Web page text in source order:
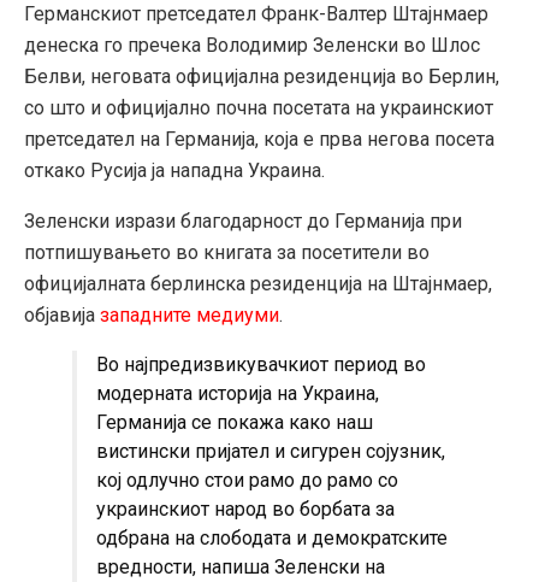
Германскиот претседател Франк-Валтер Штајнмаер
денеска го пречека Володимир Зеленски во Шлос
Белви, неговата официјална резиденција во Берлин,
со што и официјално почна посетата на украинскиот
претседател на Германија, која е прва негова посета
откако Русија ја нападна Украина.
Зеленски изрази благодарност до Германија при
потпишувањето во книгата за посетители во
официјалната берлинска резиденција на Штајнмаер,
објавија западните медиуми.
Во најпредизвикувачкиот период во
модерната историја на Украина,
Германија се покажа како наш
вистински пријател и сигурен сојузник,
кој одлучно стои рамо до рамо со
украинскиот народ во борбата за
одбрана на слободата и демократските
вредности, напиша Зеленски на